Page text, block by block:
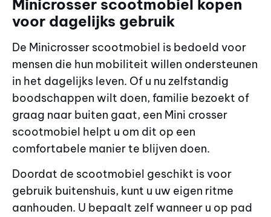
Minicrosser scootmobiel kopen
voor dagelijks gebruik
De Minicrosser scootmobiel is bedoeld voor
mensen die hun mobiliteit willen ondersteunen
in het dagelijks leven. Of u nu zelfstandig
boodschappen wilt doen, familie bezoekt of
graag naar buiten gaat, een Mini crosser
scootmobiel helpt u om dit op een
comfortabele manier te blijven doen.
Doordat de scootmobiel geschikt is voor
gebruik buitenshuis, kunt u uw eigen ritme
aanhouden. U bepaalt zelf wanneer u op pad